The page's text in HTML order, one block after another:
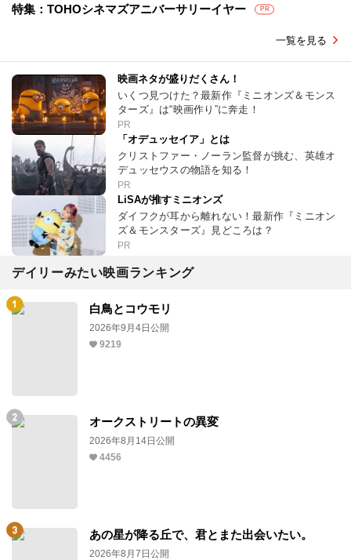
特集：TOHOシネマズアニバーサリーイヤー PR
一覧を見る
映画ネタが盛りだくさん！
いくつ見つけた？最新作『ミニオンズ＆モンス
ターズ』は“映画作り”に奔走！
PR
「オデュッセイア」とは
クリストファー・ノーラン監督が挑む、英雄オ
デュッセウスの物語を知る！
PR
LiSAが推すミニオンズ
ダイフクが耳から離れない！最新作『ミニオン
ズ＆モンスターズ』見どころは？
PR
デイリーみたい映画ランキング
白鳥とコウモリ
2026年9月4日公開
9219
オークストリートの異変
2026年8月14日公開
4456
あの星が降る丘で、君とまた出会いたい。
2026年8月7日公開